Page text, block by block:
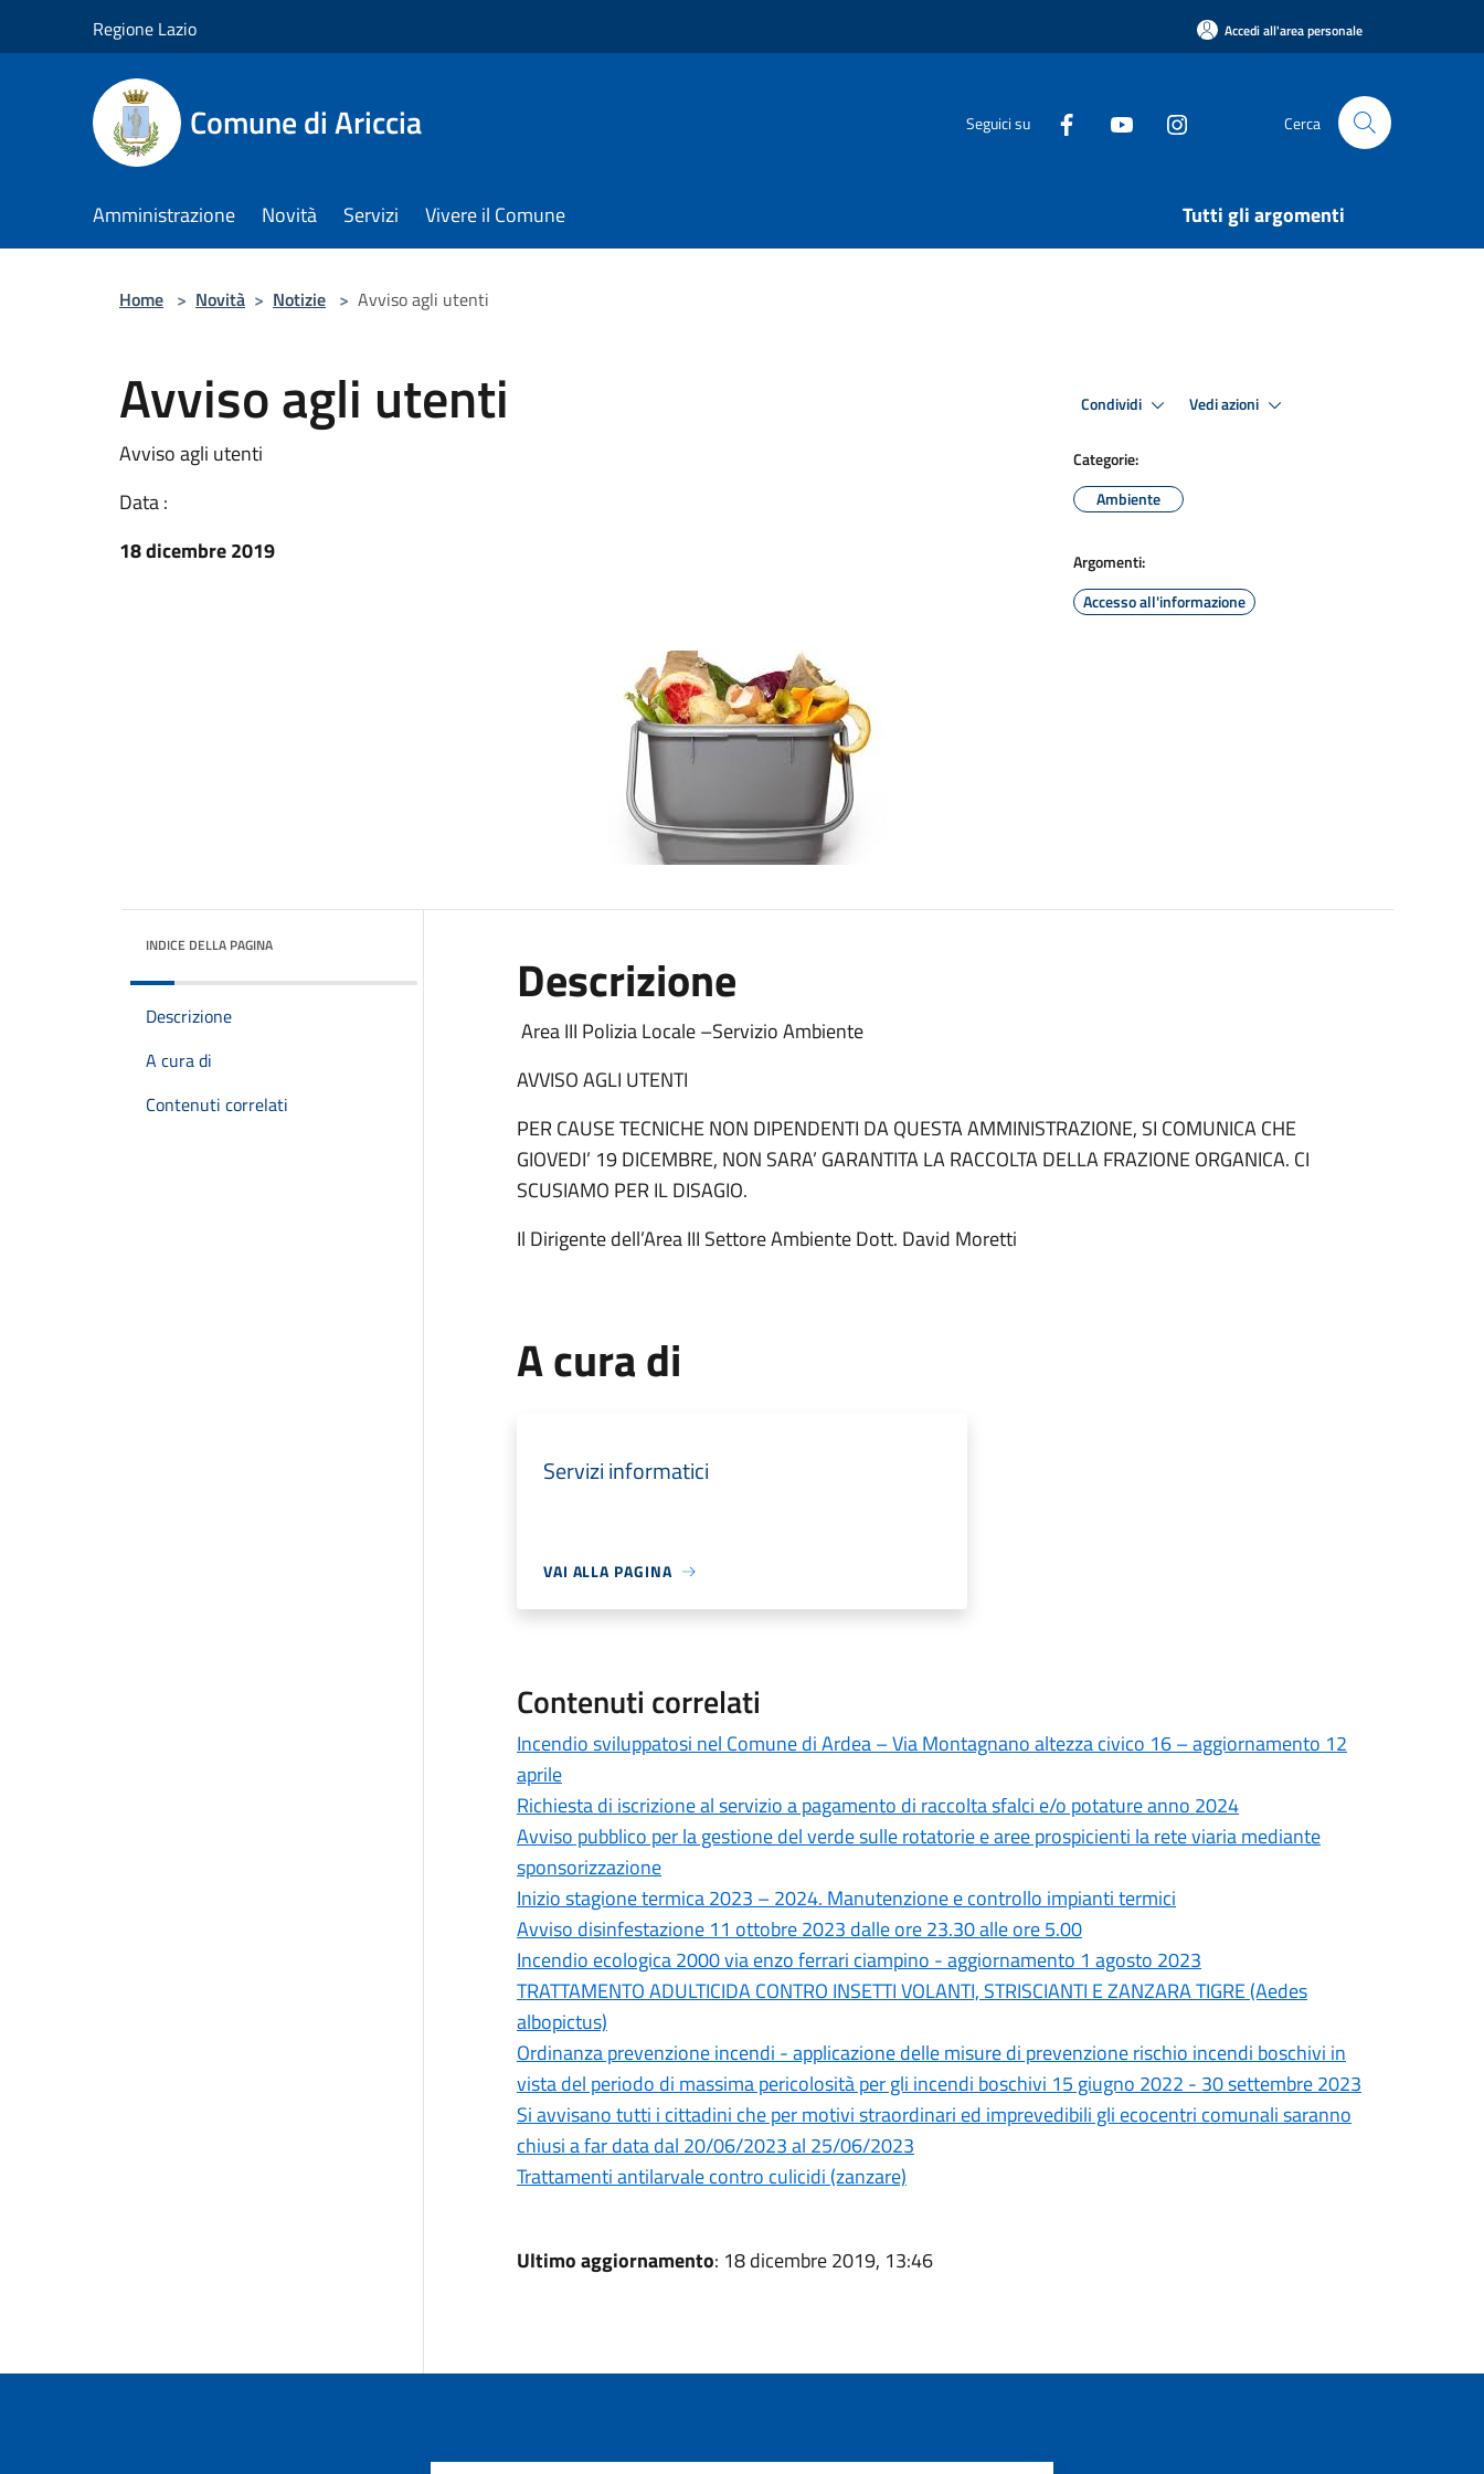
Regione Lazio Accedi all'area personale
Comune di Ariccia Seguici su Cerca
Amministrazione Novità Servizi Vivere il Comune Tutti gli argomenti
Home > Novità > Notizie > Avviso agli utenti
Avviso agli utenti
Avviso agli utenti
Data :
18 dicembre 2019
Condividi Vedi azioni
Categorie:
Ambiente
Argomenti:
Accesso all'informazione
INDICE DELLA PAGINA
Descrizione
A cura di
Contenuti correlati
Descrizione
Area III Polizia Locale –Servizio Ambiente
AVVISO AGLI UTENTI
PER CAUSE TECNICHE NON DIPENDENTI DA QUESTA AMMINISTRAZIONE, SI COMUNICA CHE
GIOVEDI’ 19 DICEMBRE, NON SARA’ GARANTITA LA RACCOLTA DELLA FRAZIONE ORGANICA. CI
SCUSIAMO PER IL DISAGIO.
Il Dirigente dell’Area III Settore Ambiente Dott. David Moretti
A cura di
Servizi informatici
VAI ALLA PAGINA
Contenuti correlati
Incendio sviluppatosi nel Comune di Ardea – Via Montagnano altezza civico 16 – aggiornamento 12
aprile
Richiesta di iscrizione al servizio a pagamento di raccolta sfalci e/o potature anno 2024
Avviso pubblico per la gestione del verde sulle rotatorie e aree prospicienti la rete viaria mediante
sponsorizzazione
Inizio stagione termica 2023 – 2024. Manutenzione e controllo impianti termici
Avviso disinfestazione 11 ottobre 2023 dalle ore 23.30 alle ore 5.00
Incendio ecologica 2000 via enzo ferrari ciampino - aggiornamento 1 agosto 2023
TRATTAMENTO ADULTICIDA CONTRO INSETTI VOLANTI, STRISCIANTI E ZANZARA TIGRE (Aedes
albopictus)
Ordinanza prevenzione incendi - applicazione delle misure di prevenzione rischio incendi boschivi in
vista del periodo di massima pericolosità per gli incendi boschivi 15 giugno 2022 - 30 settembre 2023
Si avvisano tutti i cittadini che per motivi straordinari ed imprevedibili gli ecocentri comunali saranno
chiusi a far data dal 20/06/2023 al 25/06/2023
Trattamenti antilarvale contro culicidi (zanzare)
Ultimo aggiornamento: 18 dicembre 2019, 13:46